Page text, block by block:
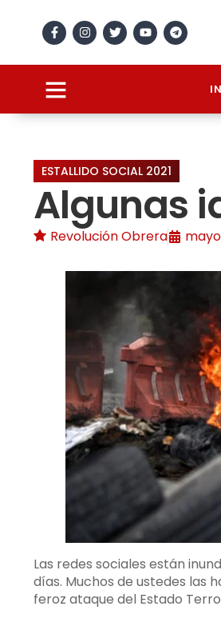
ESTALLIDO SOCIAL 2021
Algunas
Revolución Obrera
Las redes sociales están
días. Muchos de ustedes las
feroz ataque del Estado